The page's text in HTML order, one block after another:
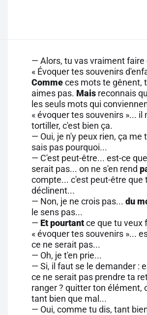
— Alors, tu vas vraiment faire
« Évoquer tes souvenirs
Commeces mots te gênent,
aimes pas. Mais reconnais
les seuls mots qui
« évoquer tes souvenirs »... il
tortiller, c'est bien ça.
— Oui, je n'y peux rien, ça me
sais pas pourquoi...
— C'est peut-être... est-ce
serait pas... on ne s'en rend
compte... c'est peut-être que
déclinent...
— Non, je ne crois pas... du
le sens pas...
— Et pourtantce que tu veux
« évoquer tes souvenirs »...
ce ne serait pas...
— Oh, je t'en prie...
— Si, il faut se le demander :
ce ne serait pas prendre ta
ranger ? quitter ton élément,
tant bien que mal...
— Oui, comme tu dis, tant